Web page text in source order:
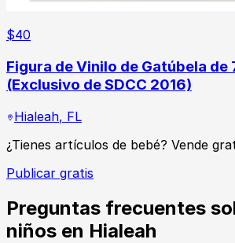
$40
Figura de Vinilo de Gatúbela de
(Exclusivo de SDCC 2016)
Hialeah, FL
¿Tienes artículos de bebé? Vende
Publicar gratis
Preguntas frecuentes
niños en Hialeah